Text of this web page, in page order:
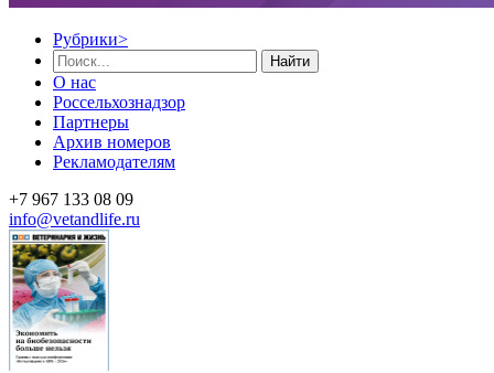
Рубрики>
Найти
О нас
Россельхознадзор
Партнеры
Архив номеров
Рекламодателям
+7 967 133 08 09
info@vetandlife.ru